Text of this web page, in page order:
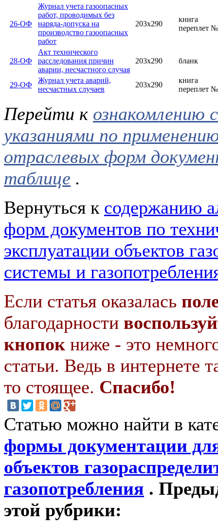
26-ОФ
Журнал учета газоопасных
работ, проводимых без
наряда-допуска на
производство газоопасных
работ
203х290
книга
переплет
28-ОФ
Акт технического
расследования причин
аварии, несчастного случая
203х290 бланк
29-ОФ
Журнал учета аварий,
несчастных случаев
203х290
книга
переплет
Перейти к ознакомлению
указаниями по
отраслевых форм
таблице .
Вернуться к содержанию
форм документов по
эксплуатации объектов
системы и
Если статья оказалась
благодарности
кнопок ниже - это
статьи. Ведь в интернете
то стоящее. Спасибо!
Статью можно найти в
формы документации
объектов
газопотребления .
этой рубрики: